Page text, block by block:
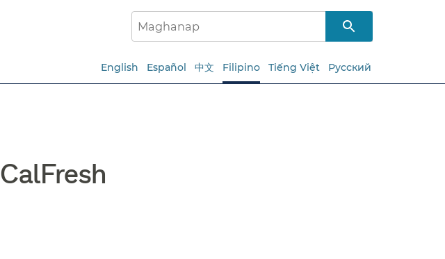
English Español 中文 Filipino Tiếng Việt Русский
CalFresh​​